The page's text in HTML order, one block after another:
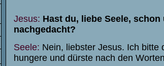
Jesus: Hast du, liebe Seele,
nachgedacht?
Seele: Nein, liebster Jesus. Ich bitte
hungere und dürste nach den